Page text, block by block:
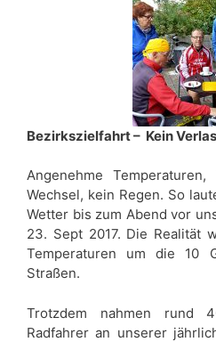
Bezirkszielfahrt – Kein
Angenehme
Wechsel, kein Regen. So
Wetter bis zum Abend vor
23. Sept 2017. Die Realität
Temperaturen um die 10
Straßen.
Trotzdem nahmen rund
Radfahrer an unserer